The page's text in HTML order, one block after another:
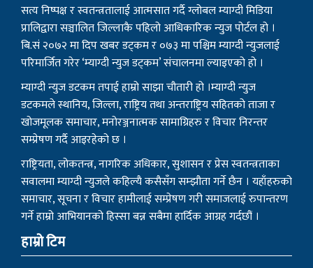
सत्य निष्पक्ष र स्वतन्त्रतालाई आत्मसात गर्दै ग्लोबल म्याग्दी मिडिया
प्रालिद्वारा सञ्चालित जिल्लाकै पहिलो आधिकारिक न्युज पोर्टल हो ।
बि.सं २०७२ मा दिप खबर डट्कम र ०७३ मा पश्चिम म्याग्दी न्युजलाई
परिमार्जित गरेर ‘म्याग्दी न्युज डट्कम’ संचालनमा ल्याइएको हो ।
म्याग्दी न्युज डटकम तपाई हाम्रो साझा चौतारी हो ।म्याग्दी न्युज
डटकमले स्थानिय, जिल्ला, राष्ट्रिय तथा अन्तराष्ट्रिय सहितको ताजा र
खोजमूलक समाचार, मनोरञ्जनात्मक सामाग्रिहरु र विचार निरन्तर
सम्प्रेषण गर्दै आइरहेको छ ।
राष्ट्रियता, लोकतन्त्र, नागरिक अधिकार, सुशासन र प्रेस स्वतन्त्रताका
सवालमा म्याग्दी न्युजले कहिल्यै कसैसँग सम्झौता गर्ने छैन । यहाँहरुको
समाचार, सूचना र विचार हामीलाई सम्प्रेषण गरी समाजलाई रुपान्तरण
गर्ने हाम्रो आभियानको हिस्सा बन्न सबैमा हार्दिक आग्रह गर्दछौं ।
हाम्रो टिम